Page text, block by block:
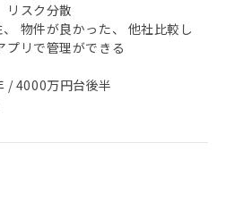
リスク分散
物件が良かった、 他社比較し
プリで管理ができる
/ 4000万円台後半